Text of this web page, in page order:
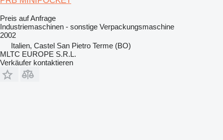
Preis auf Anfrage
Industriemaschinen - sonstige Verpackungsmaschine
2002
Italien, Castel San Pietro Terme (BO)
MLTC EUROPE S.R.L.
Verkäufer kontaktieren